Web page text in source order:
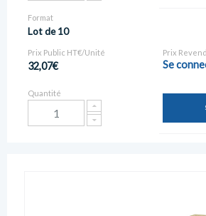
Format
Lot de 10
Prix Public HT€/Unité
32,07€
Prix
Se
Quantité